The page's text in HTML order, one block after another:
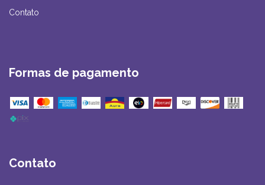
Contato
Formas de pagamento
Contato